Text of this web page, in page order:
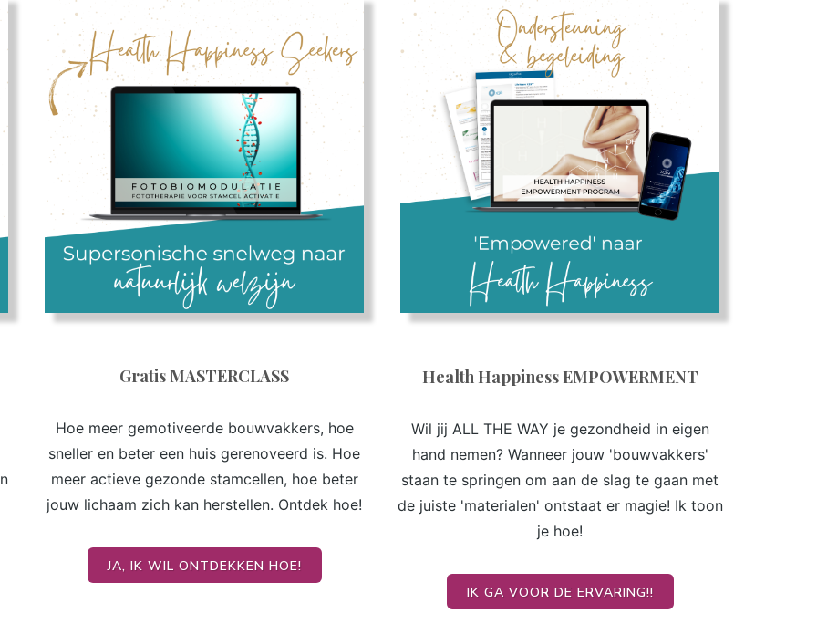
Gratis MASTERCLASS
Hoe meer gemotiveerde bouwvakkers, hoe
sneller en beter een huis gerenoveerd is. Hoe
meer actieve gezonde stamcellen, hoe beter
jouw lichaam zich kan herstellen. Ontdek hoe!
JA, IK WIL ONTDEKKEN HOE!
Health Happiness EMPOWERMENT
Wil jij ALL THE WAY je gezondheid in eigen
hand nemen? Wanneer jouw 'bouwvakkers'
staan te springen om aan de slag te gaan met
de juiste 'materialen' ontstaat er magie! Ik toon
je hoe!
IK GA VOOR DE ERVARING!!